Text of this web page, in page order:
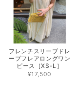
フレンチスリーブドレ
ープフレアロングワン
ピース［XS-L］
¥17,500